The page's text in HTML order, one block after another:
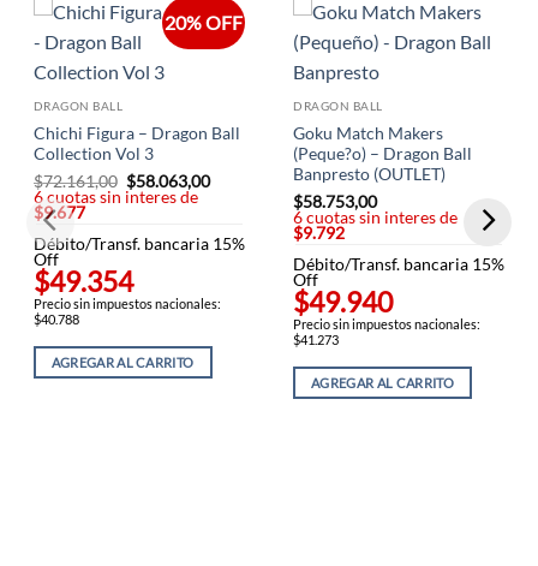
20% OFF
DRAGON BALL
Chichi Figura – Dragon Ball
Collection Vol 3
$72.161,00 El
precio
$72.161,00.
$58.063,00El
$58.063,00.
6 cuotas sin interes de
$9.677
Débito/Transf. bancaria 15%
Off
$49.354
Precio sin impuestos nacionales:
$40.788
AGREGAR AL CARRITO
DRAGON BALL
Goku Match Makers
(Peque?o) – Dragon Ball
Banpresto (OUTLET)
$58.753,00
6 cuotas sin interes de
$9.792
Débito/Transf. bancaria 15%
Off
$49.940
Precio sin impuestos nacionales:
$41.273
AGREGAR AL CARRITO